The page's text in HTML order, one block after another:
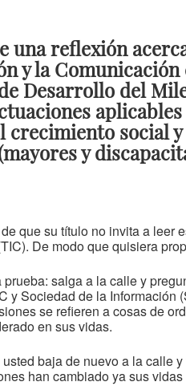
una reflexión
y la
Desarrollo del
crecimiento social
y
que su título no invita a leer
De modo que quisiera
prueba: salga a la calle y
y Sociedad de la Información
se refieren a cosas de
en sus vidas.
baja de nuevo a la calle
han cambiado ya sus